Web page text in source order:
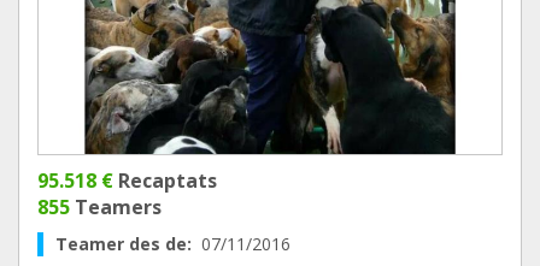
95.518 € Recaptats
855 Teamers
Teamer des de: 07/11/2016